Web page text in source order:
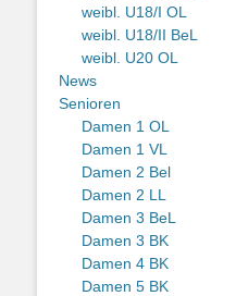
weibl. U18/I OL
weibl. U18/II BeL
weibl. U20 OL
News
Senioren
Damen 1 OL
Damen 1 VL
Damen 2 Bel
Damen 2 LL
Damen 3 BeL
Damen 3 BK
Damen 4 BK
Damen 5 BK